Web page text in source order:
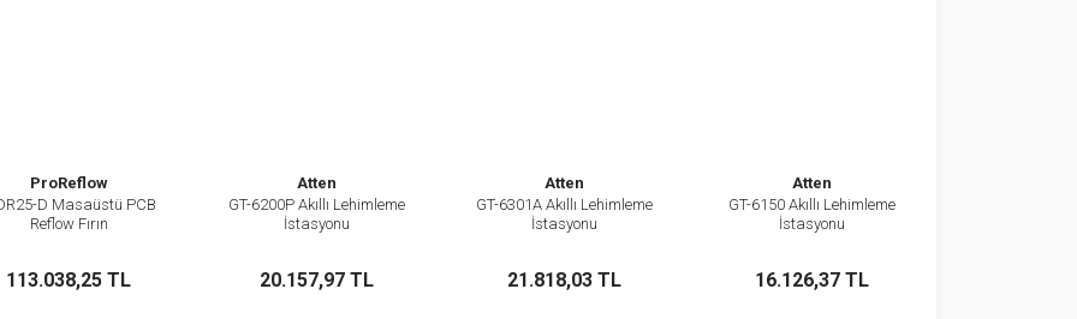
ProReflow
D Masaüstü PCB
Reflow Fırın
113.038,25 TL
İncele
Sepete Ekle
Atten
GT-6200P Akıllı Lehimleme
İstasyonu
20.157,97 TL
İncele
Sepete Ekle
Atten
GT-6301A Akıllı Lehimleme
İstasyonu
21.818,03 TL
İncele
Sepete Ekle
Atten
GT-6150 Akıllı Lehimleme
İstasyonu
16.126,37 TL
İncele
Sepete Ekle